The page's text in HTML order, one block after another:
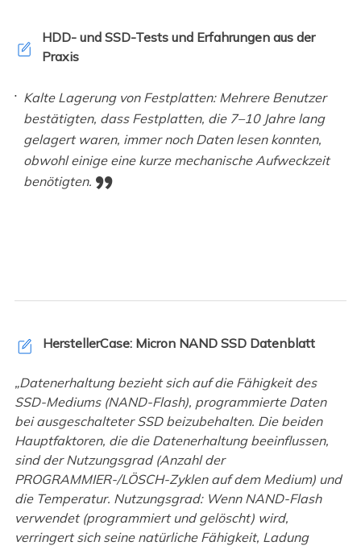
HDD- und SSD-Tests und Erfahrungen aus der
Praxis
Kalte Lagerung von Festplatten: Mehrere Benutzer
bestätigten, dass Festplatten, die 7–10 Jahre lang
gelagert waren, immer noch Daten lesen konnten,
obwohl einige eine kurze mechanische Aufweckzeit
benötigten.
HerstellerCase: Micron NAND SSD Datenblatt
„Datenerhaltung bezieht sich auf die Fähigkeit des
SSD-Mediums (NAND-Flash), programmierte Daten
bei ausgeschalteter SSD beizubehalten. Die beiden
Hauptfaktoren, die die Datenerhaltung beeinflussen,
sind der Nutzungsgrad (Anzahl der
PROGRAMMIER-/LÖSCH-Zyklen auf dem Medium) und
die Temperatur. Nutzungsgrad: Wenn NAND-Flash
verwendet (programmiert und gelöscht) wird,
verringert sich seine natürliche Fähigkeit, Ladung